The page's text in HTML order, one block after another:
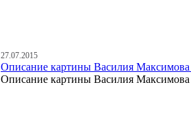
27.07.2015
Описание картины Василия
Описание картины Василия